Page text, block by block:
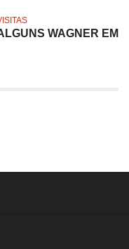
WAGNER EM